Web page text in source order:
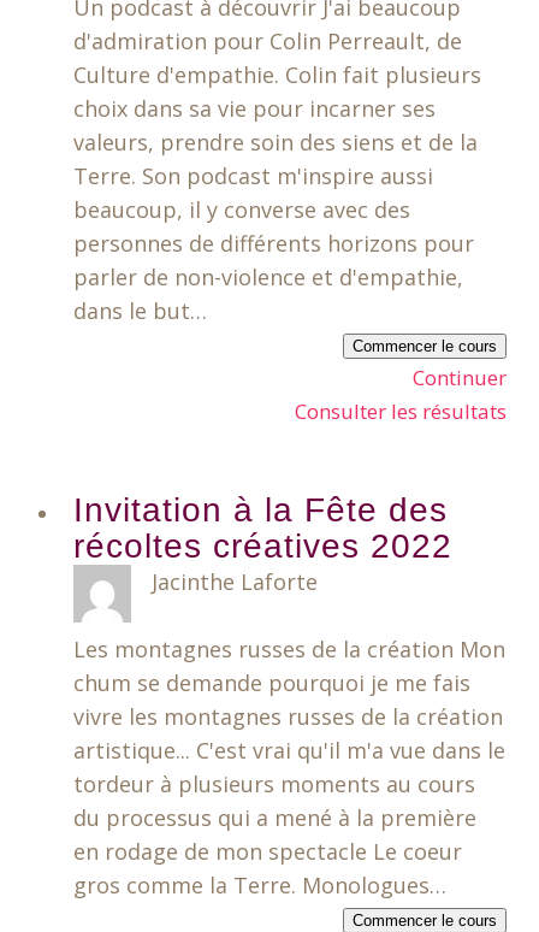
Un podcast à découvrir J'ai beaucoup
d'admiration pour Colin Perreault, de
Culture d'empathie. Colin fait plusieurs
choix dans sa vie pour incarner ses
valeurs, prendre soin des siens et de la
Terre. Son podcast m'inspire aussi
beaucoup, il y converse avec des
personnes de différents horizons pour
parler de non-violence et d'empathie,
dans le but…
Commencer le cours
Continuer
Consulter les résultats
Invitation à la Fête des
récoltes créatives 2022
Jacinthe Laforte
Les montagnes russes de la création Mon
chum se demande pourquoi je me fais
vivre les montagnes russes de la création
artistique... C'est vrai qu'il m'a vue dans le
tordeur à plusieurs moments au cours
du processus qui a mené à la première
en rodage de mon spectacle Le coeur
gros comme la Terre. Monologues…
Commencer le cours